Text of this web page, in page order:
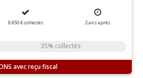
8 850 €collectés 2ansaprès
35% collectés